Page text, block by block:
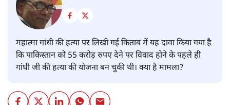
महात्मा गांधी की हत्या पर लिखी गई किताब में यह दावा किया गया है
कि पाकिस्तान को 55 करोड़ रुपए देने पर विवाद होने के पहले ही
गांधी जी की हत्या की योजना बन चुकी थी। क्या है मामला?